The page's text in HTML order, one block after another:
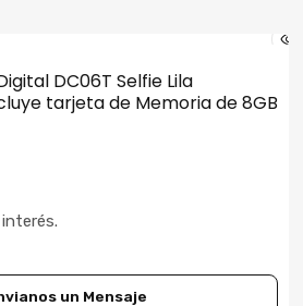
DC06T Selfie Lila
tarjeta de Memoria de 8GB
un Mensaje